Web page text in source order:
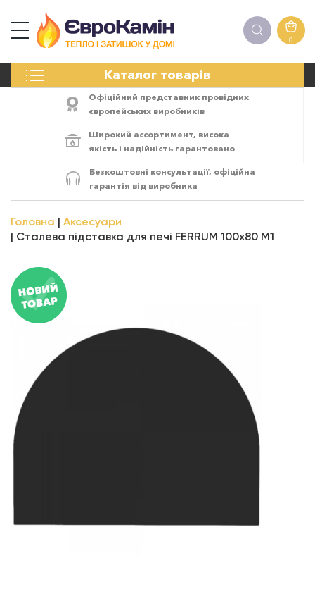
0
Каталог товарів
ПЕЧІ
ЕЛЕКТРОКАМІНИ
АКСЕСУАРИ
Офіційний представник провідних
європейських виробників
Широкий ассортимент, висока
якість і надійність гарантовано
Безкоштовні консультації, офіційна
гарантія від виробника
Головна
Аксесуари
Сталева підставка для печі FERRUM 100х80 М1